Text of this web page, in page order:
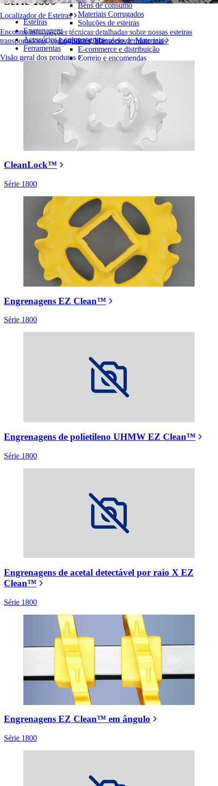
Localizador de Esteiras
Encontre informações técnicas detalhadas sobre nossas esteiras
transportadoras, componentes, acessórios e muito mais
Visão geral dos produtos
Bens de consumo
Materiais Corrugados
Soluções de esteiras
Logística e Manuseio de Materiais
E-commerce e distribuição
Correio e encomendas
Pneus e Automotivos
Automotivo
Baterias de VE
Industrial
Visão geral das indústrias
Esteiras
Engrenagens
Acessórios e componentes
Ferramentas
CleanLock™
Série 1800
Engrenagens EZ Clean™
Série 1800
Engrenagens de polietileno UHMW EZ Clean™
Série 1800
Engrenagens de acetal detectável por raio X EZ
Clean™
Série 1800
Engrenagens EZ Clean™ em ângulo
Série 1800